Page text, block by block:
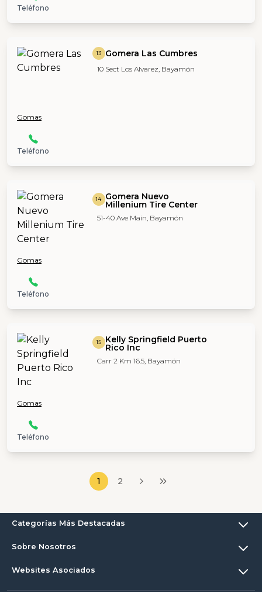
Teléfono
13 Gomera Las Cumbres
10 Sect Los Alvarez, Bayamón
Gomas
Teléfono
14 Gomera Nuevo
Millenium Tire Center
51-40 Ave Main, Bayamón
Gomas
Teléfono
15 Kelly Springfield Puerto
Rico Inc
Carr 2 Km 16.5, Bayamón
Gomas
Teléfono
1 2
Categorías Más Destacadas
Sobre Nosotros
Websites Asociados